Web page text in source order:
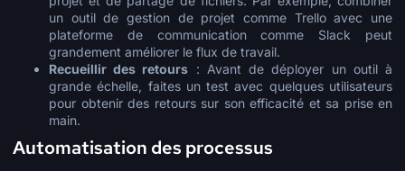
un outil de gestion de projet comme Trello avec une
plateforme de communication comme Slack peut
grandement améliorer le flux de travail.
Recueillir des retours : Avant de déployer un outil à
grande échelle, faites un test avec quelques utilisateurs
pour obtenir des retours sur son efficacité et sa prise en
main.
Automatisation des processus